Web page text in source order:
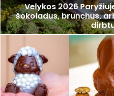
Velykos 2026
šokoladus, brunchus,